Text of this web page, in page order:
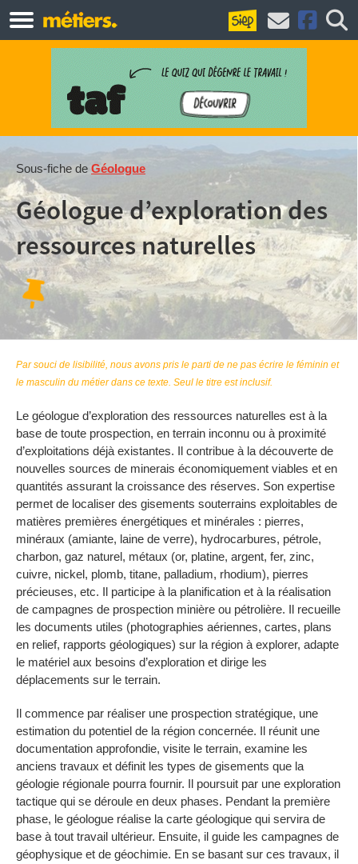
Sous-fiche de Géologue
Géologue d’exploration des
ressources naturelles
Par souci de lisibilité, nous avons pris le parti de ne pas écrire le féminin et
le masculin du métier dans ce texte. Seul le titre est inclusif.
Le géologue d’exploration des ressources naturelles est à la
base de toute prospection, en terrain inconnu ou à proximité
d’exploitations déjà existantes. Il contribue à la découverte de
nouvelles sources de minerais économiquement viables et en
quantités assurant la croissance des réserves. Son expertise
permet de localiser des gisements souterrains exploitables de
matières premières énergétiques et minérales : pierres,
minéraux (amiante, laine de verre), hydrocarbures, pétrole,
charbon, gaz naturel, métaux (or, platine, argent, fer, zinc,
cuivre, nickel, plomb, titane, palladium, rhodium), pierres
précieuses, etc. Il participe à la planification et à la réalisation
de campagnes de prospection minière ou pétrolière. Il recueille
les documents utiles (photographies aériennes, cartes, plans
en relief, rapports géologiques) sur la région à explorer, adapte
le matériel aux besoins d’exploration et dirige les
déplacements sur le terrain.
Il commence par réaliser une prospection stratégique, une
estimation du potentiel de la région concernée. Il réunit une
documentation approfondie, visite le terrain, examine les
anciens travaux et définit les types de gisements que la
géologie régionale pourra fournir. Il poursuit par une exploration
tactique qui se déroule en deux phases. Pendant la première
phase, le géologue réalise la carte géologique qui servira de
base à tout travail ultérieur. Ensuite, il guide les campagnes de
géophysique et de géochimie. En se basant sur ces travaux, il